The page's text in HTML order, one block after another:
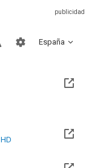
España
10 meses)
HD